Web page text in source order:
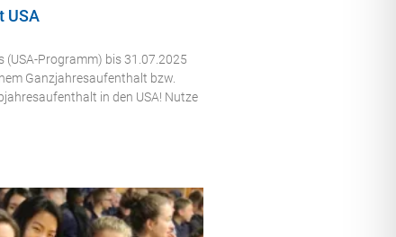
USA
(USA-Programm) bis 31.07.2025
Ganzjahresaufenthalt bzw.
in den USA! Nutze